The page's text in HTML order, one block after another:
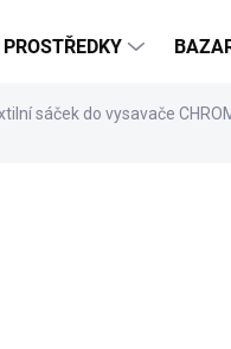
sáček do vysavače